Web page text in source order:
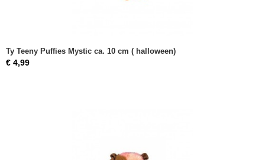
Ty Teeny Puffies Mystic ca. 10 cm ( halloween)
€ 4,99